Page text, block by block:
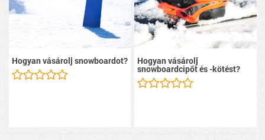
Hogyan vásárolj snowboardot? Hogyan vásárolj
snowboardcipőt és -kötést?